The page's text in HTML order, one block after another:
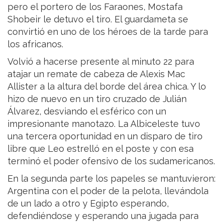
pero el portero de los Faraones, Mostafa
Shobeir le detuvo el tiro. El guardameta se
convirtió en uno de los héroes de la tarde para
los africanos.
Volvió a hacerse presente al minuto 22 para
atajar un remate de cabeza de Alexis Mac
Allister a la altura del borde del área chica. Y lo
hizo de nuevo en un tiro cruzado de Julián
Álvarez, desviando el esférico con un
impresionante manotazo. La Albiceleste tuvo
una tercera oportunidad en un disparo de tiro
libre que Leo estrelló en el poste y con esa
terminó el poder ofensivo de los sudamericanos.
En la segunda parte los papeles se mantuvieron:
Argentina con el poder de la pelota, llevándola
de un lado a otro y Egipto esperando,
defendiéndose y esperando una jugada para